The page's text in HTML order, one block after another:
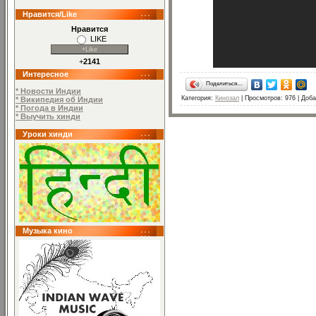
Нравится/Like
Нравится
LIKE
+2141
Интересное
* Новости Индии
* Википедия об Индии
* Погода в Индии
* Выучить хинди
Уроки хинди
Музыка кино
Поделиться…
Категория: Кинозал Просмотров: 976 |